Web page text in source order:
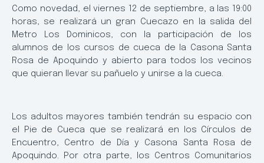
Como novedad, el viernes 12 de septiembre, a las 19:00
horas, se realizará un gran Cuecazo en la salida del
Metro Los Dominicos, con la participación de los
alumnos de los cursos de cueca de la Casona Santa
Rosa de Apoquindo y abierto para todos los vecinos
que quieran llevar su pañuelo y unirse a la cueca.
Los adultos mayores también tendrán su espacio con
el Pie de Cueca que se realizará en los Círculos de
Encuentro, Centro de Día y Casona Santa Rosa de
Apoquindo. Por otra parte, los Centros Comunitarios